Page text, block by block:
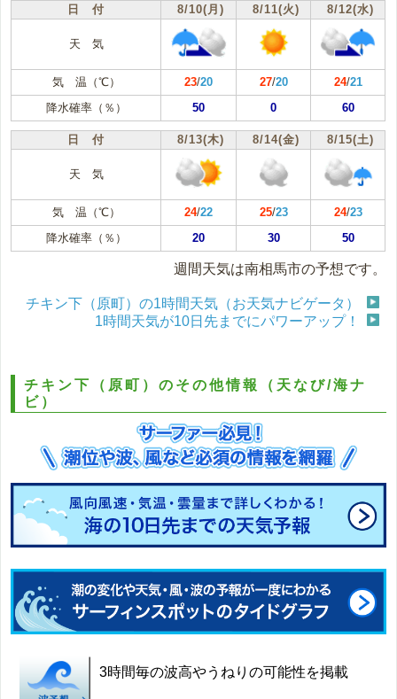
日 付 8/10(月) 8/11(火) 8/12(水)
天 気
気 温（℃） 23/20 27/20 24/21
降水確率（％）
50 0 60
日 付 8/13(木) 8/14(金) 8/15(土)
天 気
気 温（℃） 24/22 25/23 24/23
降水確率（％）
20 30 50
週間天気は南相馬市の予想です。
チキン下（原町）の1時間天気（お天気ナビゲータ）
1時間天気が10日先までにパワーアップ！
チキン下（原町）のその他情報（天なび/海ナ
ビ）
3時間毎の波高やうねりの可能性を掲載